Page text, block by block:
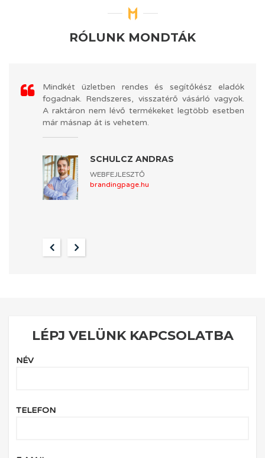
RÓLUNK MONDTÁK
Mindkét üzletben rendes és segítőkész eladók
fogadnak. Rendszeres, visszatérő vásárló vagyok.
A raktáron nem lévő termékeket legtöbb esetben
már másnap át is vehetem.
SCHULCZ ANDRÁS
WEBFEJLESZTŐ
brandingpage.hu
LÉPJ VELÜNK KAPCSOLATBA
NÉV
TELEFON